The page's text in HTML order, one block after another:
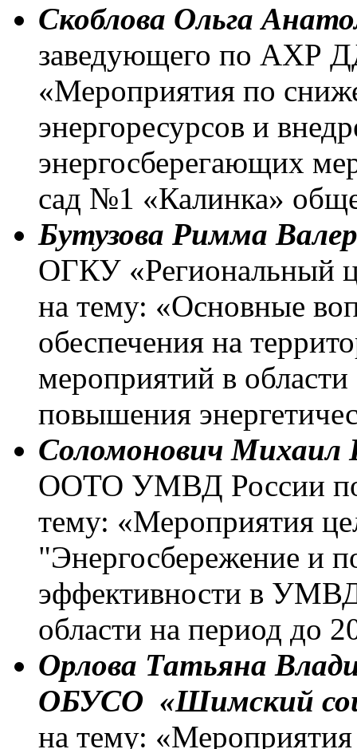
Скоблова Ольга
заведующего по АХР
«Мероприятия по
энергоресурсов и
энергосберегающих
сад №1 «Калинка»
Бутузова Римма
ОГКУ «Региональный
на тему: «Основные
обеспечения на
мероприятий в
повышения
Соломонович
ООТО УМВД России по
тему: «Мероприятия
"Энергосбережение и
эффективности в
области на период до
Орлова Татьяна
ОБУСО «Шимский
на тему: